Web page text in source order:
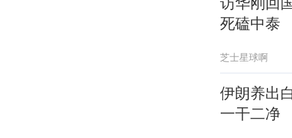
死磕中泰
芝士星球啊
伊朗养出
一干二净